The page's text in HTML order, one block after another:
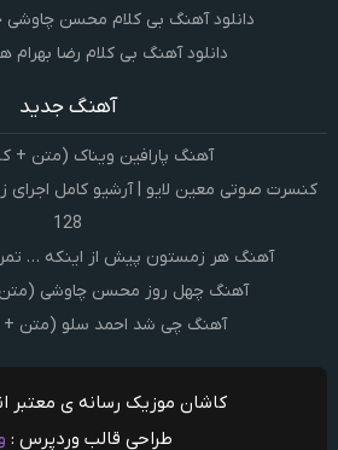
دانلود آهنگ بی کلام محسن چاوشی
دانلود آهنگ بی کلام رضا بهرام
آهنگ جدید
آهنگ پارافین ویناک (متن +
128
آهنگ هر زمستون پیش از اینکه …
آهنگ چهل روز محسن چاوشی
آهنگ چی شد احمد سلو (متن +
کاشان موزیک رسانه ی معتبر
طراحی قالب وردپرس :